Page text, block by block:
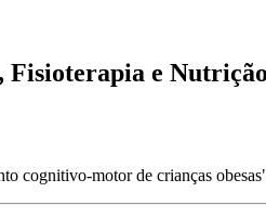
Fisioterapia e
cognitivo-motor de crianças